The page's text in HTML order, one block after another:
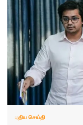
புதிய செய்தி